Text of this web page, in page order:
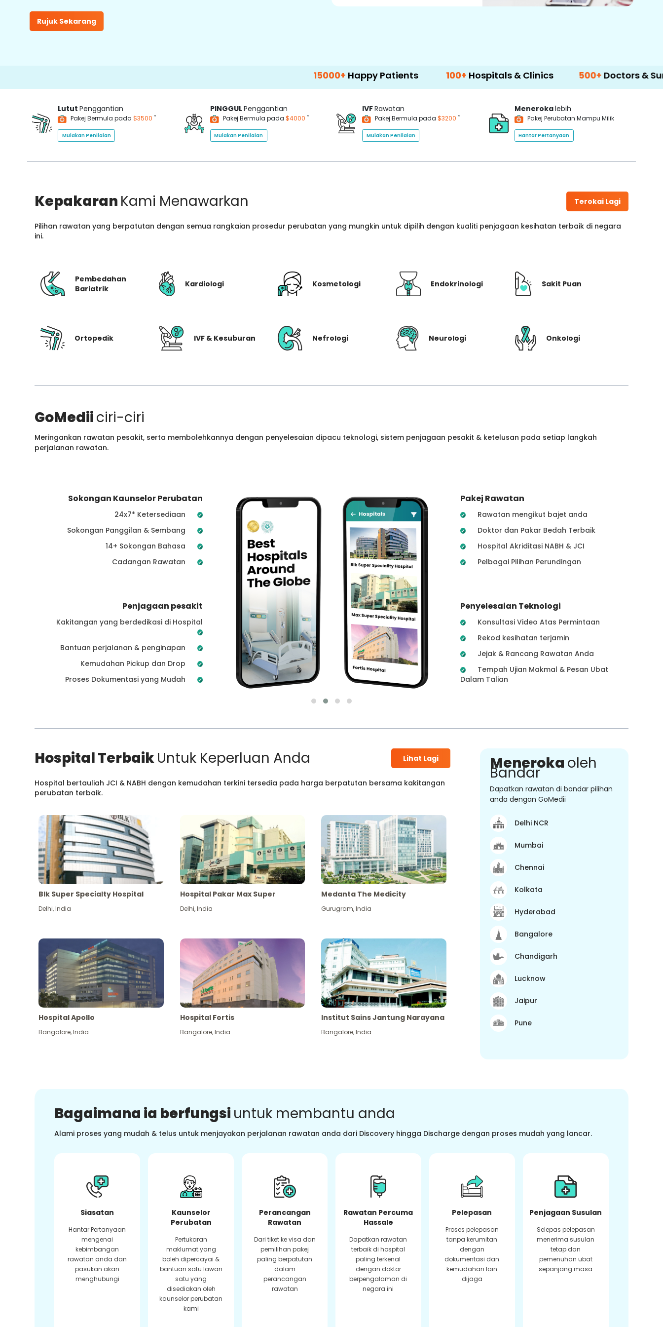
Rujuk Sekarang
Happy Patients 100+Hospitals & Clinics 500+Doctors & Surgeons
Lutut Penggantian
Pakej Bermula pada $3500 *
Mulakan Penilaian
PINGGULPenggantian
Pakej Bermula pada $4000 *
Mulakan Penilaian
IVFRawatan
Pakej Bermula pada $3200 *
Mulakan Penilaian
Menerokalebih
Pakej Perubatan Mampu Milik
Hantar Pertanyaan
Kepakaran Kami Menawarkan Terokai Lagi
Pilihan rawatan yang berpatutan dengan semua rangkaian prosedur perubatan yang mungkin untuk dipilih dengan kualiti penjagaan kesihatan terbaik di negara
ini.
Pembedahan
Bariatrik
Kardiologi Kosmetologi Endokrinologi Sakit Puan
Ortopedik IVF & Kesuburan Nefrologi Neurologi Onkologi
GoMediiciri-ciri
Meringankan rawatan pesakit, serta membolehkannya dengan penyelesaian dipacu teknologi, sistem penjagaan pesakit & ketelusan pada setiap langkah
perjalanan rawatan.
Sokongan Kaunselor Perubatan
24x7* Ketersediaan
Sokongan Panggilan & Sembang
14+ Sokongan Bahasa
Cadangan Rawatan
Penjagaan pesakit
Kakitangan yang berdedikasi di Hospital
Bantuan perjalanan & penginapan
Kemudahan Pickup dan Drop
Proses Dokumentasi yang Mudah
Pakej Rawatan
Rawatan mengikut bajet anda
Doktor dan Pakar Bedah Terbaik
Hospital Akriditasi NABH & JCI
Pelbagai Pilihan Perundingan
Penyelesaian Teknologi
Konsultasi Video Atas Permintaan
Rekod kesihatan terjamin
Jejak & Rancang Rawatan Anda
Tempah Ujian Makmal & Pesan Ubat
Dalam Talian
Hospital TerbaikUntuk Keperluan Anda Lihat Lagi
Hospital bertauliah JCI & NABH dengan kemudahan terkini tersedia pada harga berpatutan bersama kakitangan
perubatan terbaik.
Blk Super Specialty Hospital
Delhi,India
Hospital Pakar Max Super
Delhi,India
Medanta The Medicity
Gurugram,India
Hospital Apollo
Bangalore,India
Hospital Fortis
Bangalore,India
Institut Sains Jantung Narayana
Bangalore,India
Meneroka oleh
Bandar
Dapatkan rawatan di bandar pilihan
anda dengan GoMedii
Delhi NCR
Mumbai
Chennai
Kolkata
Hyderabad
Bangalore
Chandigarh
Lucknow
Jaipur
Pune
Bagaimana ia berfungsi untuk membantu anda
Alami proses yang mudah & telus untuk menjayakan perjalanan rawatan anda dari Discovery hingga Discharge dengan proses mudah yang lancar.
Siasatan
Hantar Pertanyaan
mengenai
kebimbangan
rawatan anda dan
pasukan akan
menghubungi
Kaunselor
Perubatan
Pertukaran
maklumat yang
boleh dipercayai &
bantuan satu lawan
satu yang
disediakan oleh
kaunselor perubatan
kami
Perancangan
Rawatan
Dari tiket ke visa dan
pemilihan pakej
paling berpatutan
dalam
perancangan
rawatan
Rawatan Percuma
Hassale
Dapatkan rawatan
terbaik di hospital
paling terkenal
dengan doktor
berpengalaman di
negara ini
Pelepasan
Proses pelepasan
tanpa kerumitan
dengan
dokumentasi dan
kemudahan lain
dijaga
Penjagaan Susulan
Selepas pelepasan
menerima susulan
tetap dan
pemenuhan ubat
sepanjang masa